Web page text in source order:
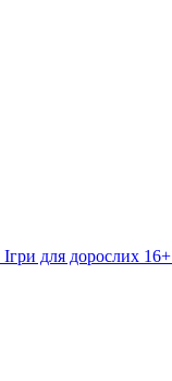
Ігри для дорослих 16+